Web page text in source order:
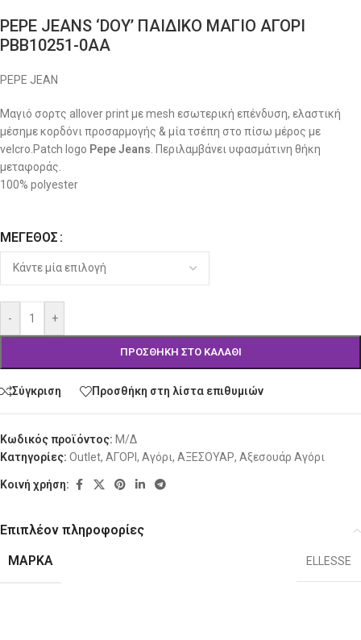
PEPE JEANS ‘DOY’ ΠΑΙΔΙΚΟ ΜΑΓΙΟ ΑΓΟΡΙ
PBB10251-0AA
PEPE JEAN
Μαγιό σορτς allover print με mesh εσωτερική επένδυση, ελαστική
μέσημε κορδόνι προσαρμογής & μία τσέπη στο πίσω μέρος με
velcro.Patch logo PepeJeans . Περιλαμβάνει υφασμάτινη θήκη
μεταφοράς.
100% polyester
ΜΈΓΕΘΟΣ
- +
ΠΡΟΣΘΉΚΗ ΣΤΟ ΚΑΛΆΘΙ
Alternative:
Σύγκριση Προσθήκη στη λίστα επιθυμιών
Κωδικός προϊόντος: Μ/Δ
Κατηγορίες: Outlet, ΑΓΟΡΙ , Αγόρι, ΑΞΕΣΟΥΑΡ, Αξεσουάρ Αγόρι
Κοινή χρήση:
Επιπλέον πληροφορίες
ΜΆΡΚΑ
ELLESSE